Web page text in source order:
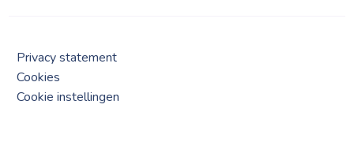
Privacy statement
Cookies
Cookie instellingen